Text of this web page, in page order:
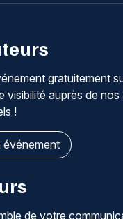
gratuitement
visibilité auprès de
!
événement
de votre